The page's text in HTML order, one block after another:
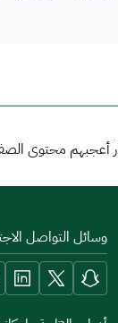
أعجبهم محتوى
وسائل التواصل